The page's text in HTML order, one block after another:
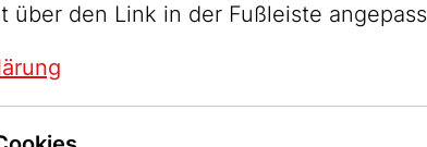
über den Link in der Fußleiste